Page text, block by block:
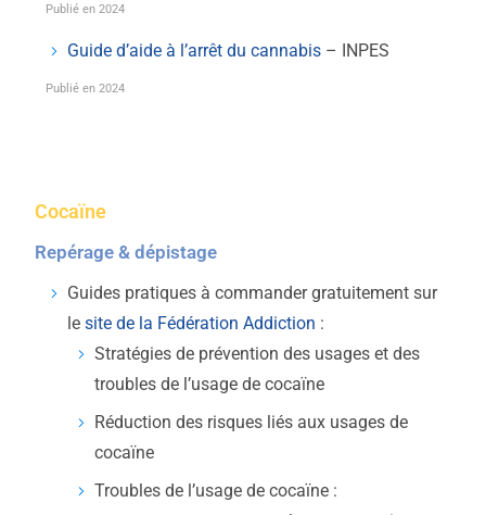
Publié en 2024
Guide d’aide à l’arrêt du cannabis – INPES
Publié en 2024
Cocaïne
Repérage & dépistage
Guides pratiques à commander gratuitement sur
lesite de la Fédération Addiction :
Stratégies de prévention des usages et des
troubles de l’usage de cocaïne
Réduction des risques liés aux usages de
cocaïne
Troubles de l’usage de cocaïne :